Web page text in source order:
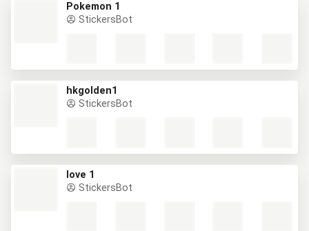
Pokemon 1
StickersBot
hkgolden1
StickersBot
love 1
StickersBot